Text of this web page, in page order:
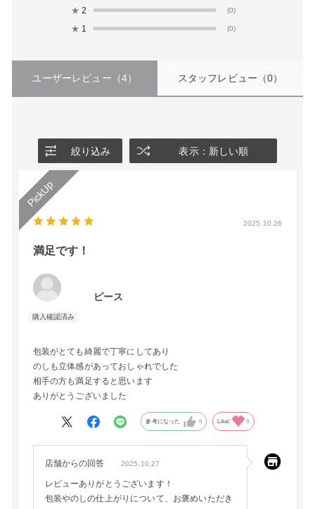
★ 2 (0)
★ 1 (0)
ユーザーレビュー （4） スタッフレビュー （0）
絞り込み 表示：新しい順
2025.10.26
満足です！
ピース
包装がとても綺麗で丁寧にしてあり
のしも立体感があっておしゃれでした
相手の方も満足すると思います
ありがとうございました
参考になった 0 Like! 0
店舗からの回答 2025.10.27
レビューありがとうございます！
包装やのしの仕上がりについて、お褒めいただき